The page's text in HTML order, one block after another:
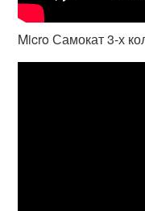
Micro Самокат 3-х